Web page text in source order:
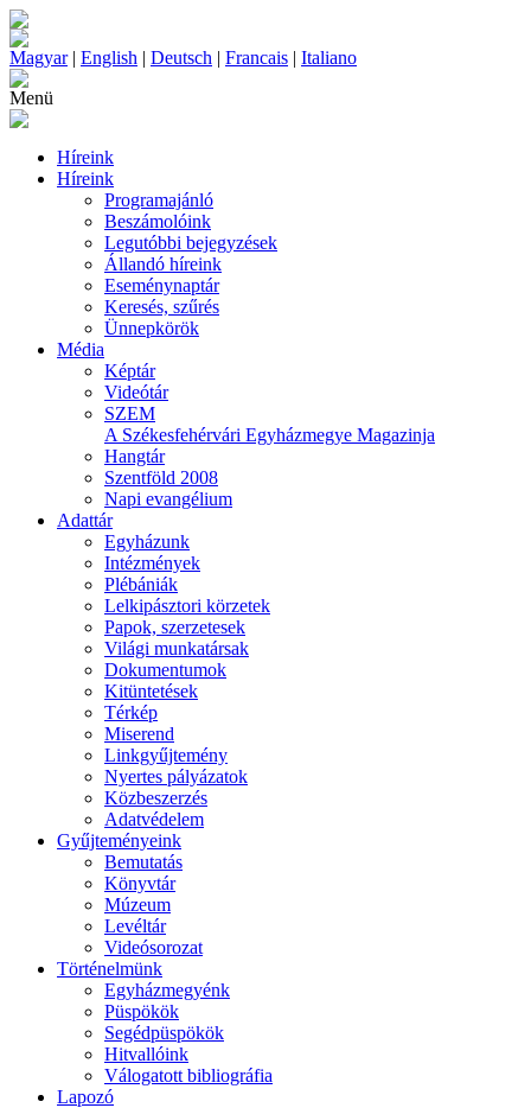
Magyar| English | Deutsch | Francais | Italiano
Menü
Híreink
Híreink
Programajánló
Beszámolóink
Legutóbbi bejegyzések
Állandó híreink
Eseménynaptár
Keresés, szűrés
Ünnepkörök
Média
Képtár
Videótár
SZEM
A Székesfehérvári Egyházmegye Magazinja
Hangtár
Szentföld 2008
Napi evangélium
Adattár
Egyházunk
Intézmények
Plébániák
Lelkipásztori körzetek
Papok, szerzetesek
Világi munkatársak
Dokumentumok
Kitüntetések
Térkép
Miserend
Linkgyűjtemény
Nyertes pályázatok
Közbeszerzés
Adatvédelem
Gyűjteményeink
Bemutatás
Könyvtár
Múzeum
Levéltár
Videósorozat
Történelmünk
Egyházmegyénk
Püspökök
Segédpüspökök
Hitvallóink
Válogatott bibliográfia
Lapozó